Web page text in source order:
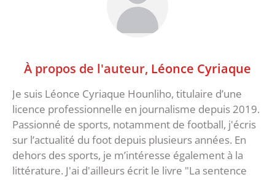
À propos de l'auteur, Léonce Cyriaque
Je suis Léonce Cyriaque Hounliho, titulaire d’une
licence professionnelle en journalisme depuis 2019.
Passionné de sports, notamment de football, j'écris
sur l’actualité du foot depuis plusieurs années. En
dehors des sports, je m’intéresse également à la
littérature. J'ai d'ailleurs écrit le livre "La sentence